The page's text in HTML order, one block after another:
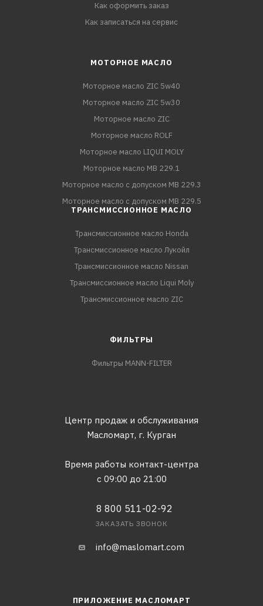
Как оформить заказ
Как записаться на сервис
МОТОРНОЕ МАСЛО
Моторное масло ZIC 5w40
Моторное масло ZIC 5w30
Моторное масло ZIC
Моторное масло ROLF
Моторное масло LIQUI MOLY
Моторное масло MB 229.1
Моторное масло с допуском MB 229.3
Моторное масло с допуском MB 229.5
ТРАНСМИССИОННОЕ МАСЛО
Трансмиссионное масло Honda
Трансмиссионное масло Лукойл
Трансмиссионное масло Nissan
Трансмиссионное масло Liqui Moly
Трансмиссионное масло ZIC
ФИЛЬТРЫ
Фильтры MANN-FILTER
Центр продаж и обслуживания
Масломарт, г. Курган
Время работы контакт-центра
с 09:00 до 21:00
8 800 511-02-92
ЗАКАЗАТЬ ЗВОНОК
info@maslomart.com
ПРИЛОЖЕНИЕ МАСЛОМАРТ